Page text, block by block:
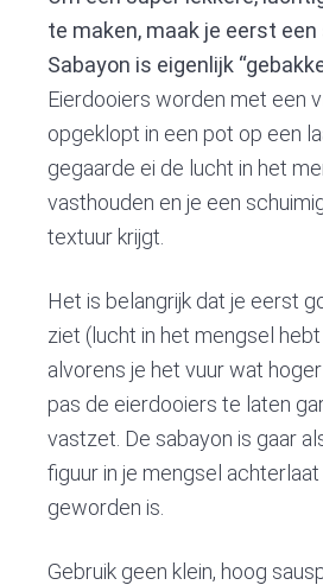
te maken, maak je eerst een
Sabayon is eigenlijk
Eierdooiers worden met een
opgeklopt in een pot op een
gegaarde ei de lucht in het
vasthouden en je een
textuur krijgt.
Het is belangrijk dat je eerst
ziet (lucht in het mengsel
alvorens je het vuur wat
pas de eierdooiers te laten
vastzet. De sabayon is gaar
figuur in je mengsel
geworden is.
Gebruik geen klein, hoog